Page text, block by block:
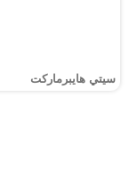
سيتي هايبرماركت